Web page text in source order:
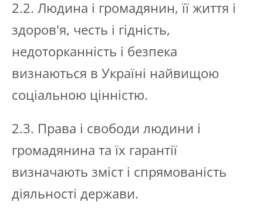
2.2. Людина і громадянин, її життя і
здоров'я, честь і гідність,
недоторканність і безпека
визнаються в Україні найвищою
соціальною цінністю.
2.3. Права і свободи людини і
громадянина та їх гарантії
визначають зміст і спрямованість
діяльності держави.